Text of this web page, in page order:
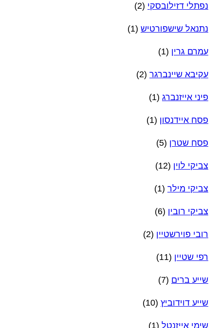
נפתלי דזילובסקי (2)
נתנאל שישפורטיש (1)
עמרם גרין (1)
עקיבא שיינברגר (2)
פיני אייזנברג (1)
פסח איידנסון (1)
פסח שטרן (5)
צביקי לוין (12)
צביקי מילר (1)
צביקי רובין (6)
רובי פוירשטיין (2)
רפי שטיין (11)
שייע ברים (7)
שייע דוידוביץ (10)
שימי אייזנטל (1)